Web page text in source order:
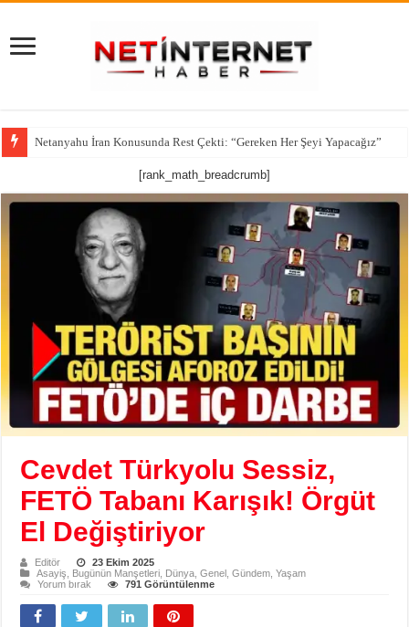
CNN’den çarpıcı iddia: ABD’nin kritik füze stokları alarm veriyor
[rank_math_breadcrumb]
Cevdet Türkyolu Sessiz,
FETÖ Tabanı Karışık! Örgüt
El Değiştiriyor
Editör
23 Ekim 2025
Asayiş
Bugünün Manşetleri Dünya ,Genel ,Gündem ,Yaşam
Yorum bırak
791 Görüntülenme